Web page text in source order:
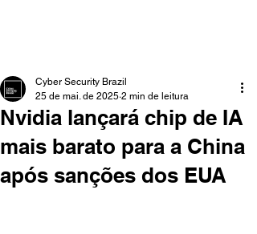
Nvidia lançará chip de IA
mais barato para a China
após sanções dos EUA
Cyber Security Brazil
25 de mai. de 2025 2 min de leitura